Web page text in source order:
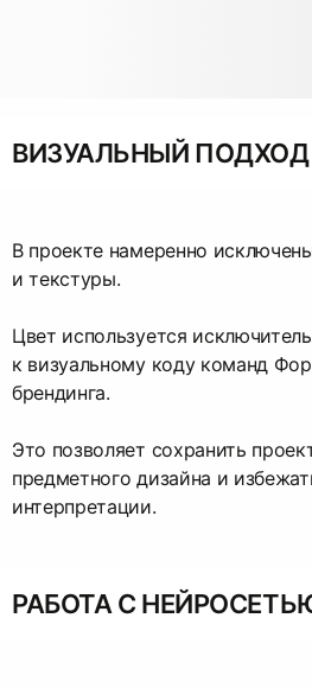
ВИЗУАЛЬНЫЙ ПОДХОД
В проекте намеренно
и текстуры.
Цвет используется
к визуальному коду команд
брендинга.
Это позволяет сохранить
предметного дизайна и
интерпретации.
РАБОТА С